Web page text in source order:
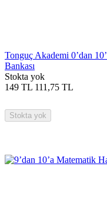
Tonguç Akademi 0’dan
Bankası
Stokta yok
149 TL 111,75 TL
Stokta yok